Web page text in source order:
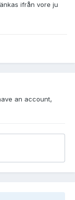
ifrån vore ju
an account,